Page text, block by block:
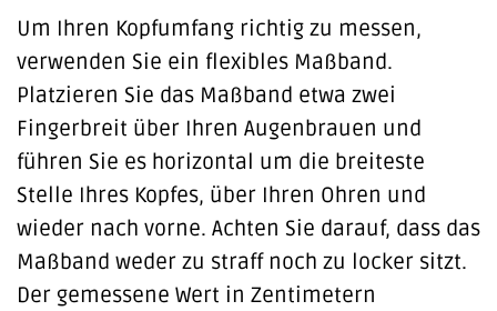
Um Ihren Kopfumfang richtig zu messen,
verwenden Sie ein flexibles Maßband.
Platzieren Sie das Maßband etwa zwei
Fingerbreit über Ihren Augenbrauen und
führen Sie es horizontal um die breiteste
Stelle Ihres Kopfes, über Ihren Ohren und
wieder nach vorne. Achten Sie darauf, dass das
Maßband weder zu straff noch zu locker sitzt.
Der gemessene Wert in Zentimetern